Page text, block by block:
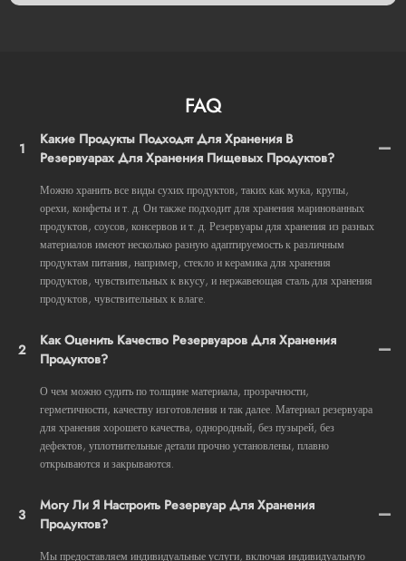
FAQ
1
Какие Продукты Подходят Для Хранения В
Резервуарах Для Хранения Пищевых Продуктов?
Можно хранить все виды сухих продуктов, таких как мука, крупы,
орехи, конфеты и т. д. Он также подходит для хранения маринованных
продуктов, соусов, консервов и т. д. Резервуары для хранения из разных
материалов имеют несколько разную адаптируемость к различным
продуктам питания, например, стекло и керамика для хранения
продуктов, чувствительных к вкусу, и нержавеющая сталь для хранения
продуктов, чувствительных к влаге.
2
Как Оценить Качество Резервуаров Для Хранения
Продуктов?
О чем можно судить по толщине материала, прозрачности,
герметичности, качеству изготовления и так далее. Материал резервуара
для хранения хорошего качества, однородный, без пузырей, без
дефектов, уплотнительные детали прочно установлены, плавно
открываются и закрываются.
3
Могу Ли Я Настроить Резервуар Для Хранения
Продуктов?
Мы предоставляем индивидуальные услуги, включая индивидуальную